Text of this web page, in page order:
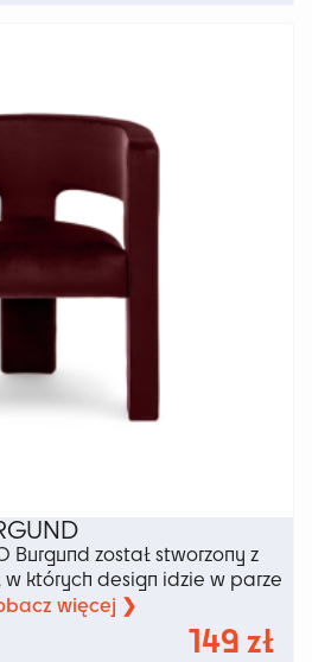
wybrać
produktu
Burgund został stworzony z
których design idzie w parze
więcej ❯
149 zł